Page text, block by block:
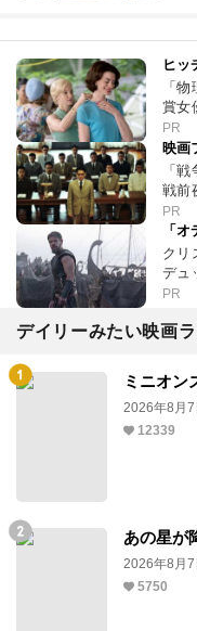
ヒッ
「
賞女
PR
映画
「
戦前
PR
「
クリ
デュ
PR
デイリーみたい映画
ミニオン
2026年8月7
12339
あの星が
2026年8月7
5750